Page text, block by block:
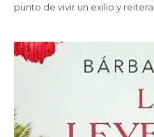
punto de vivir un exilio y